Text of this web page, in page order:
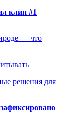
клип #1
— что
решения для